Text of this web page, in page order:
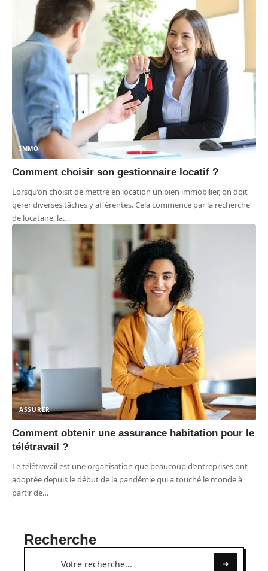
IMMO
Comment choisir son gestionnaire locatif ?
Lorsqu’on choisit de mettre en location un bien immobilier, on doit
gérer diverses tâches y afférentes. Cela commence par la recherche
de locataire, la…
ASSURER
Comment obtenir une assurance habitation pour le
télétravail ?
Le télétravail est une organisation que beaucoup d’entreprises ont
adoptée depuis le début de la pandémie qui a touché le monde à
partir de…
Recherche